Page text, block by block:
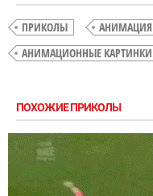
ПРИКОЛЫ АНИМАЦИЯ
АНИМАЦИОННЫЕ КАРТИНКИ
ПОХОЖИЕ ПРИКОЛЫ